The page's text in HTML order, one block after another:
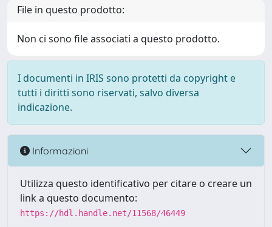
File in questo prodotto:
Non ci sono file associati a questo prodotto.
I documenti in IRIS sono protetti da copyright e
tutti i diritti sono riservati, salvo diversa
indicazione.
Informazioni
Utilizza questo identificativo per citare o creare un
link a questo documento:
https://hdl.handle.net/11568/46449